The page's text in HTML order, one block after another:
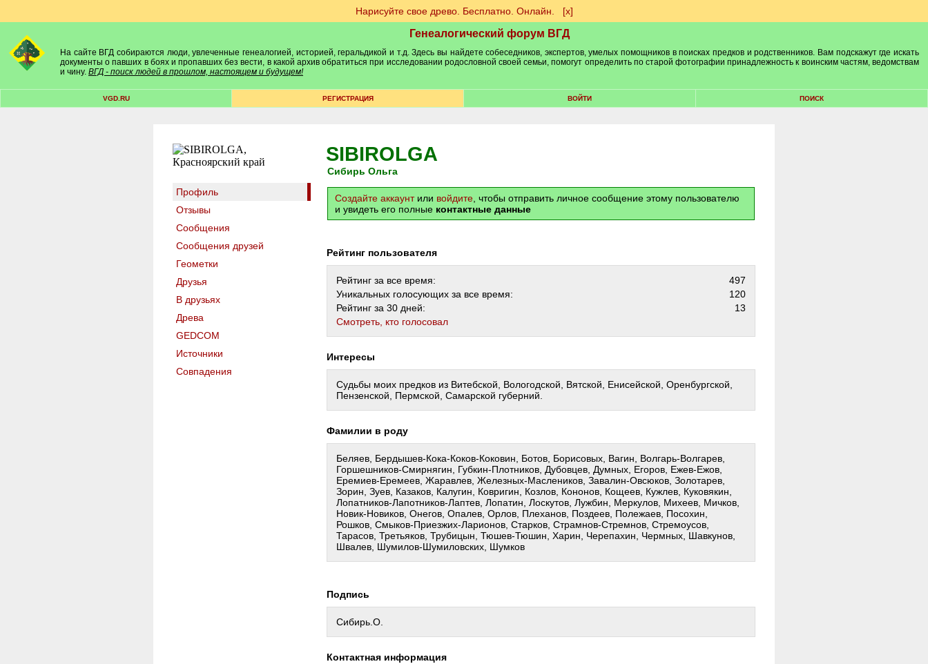
Нарисуйте свое древо. Бесплатно. Онлайн. [х]
Генеалогический форум ВГД
На сайте ВГД собираются люди, увлеченные генеалогией, историей, геральдикой и т.д. Здесь вы найдете собеседников, экспертов, умелых помощников в поисках предков и родственников. Вам подскажут где искать
документы о павших в боях и пропавших без вести, в какой архив обратиться при исследовании родословной своей семьи, помогут определить по старой фотографии принадлежность к воинским частям, ведомствам
и чину. ВГД - поиск людей в прошлом, настоящем и будущем!
VGD.RU РЕГИСТРАЦИЯ ВОЙТИ ПОИСК
Профиль
Отзывы
Сообщения
Сообщения друзей
Геометки
Друзья
В друзьях
Древа
GEDCOM
Источники
Совпадения
SIBIROLGA
Сибирь Ольга
Создайте аккаунтили войдите , чтобы отправить личное сообщение этому пользователю
и увидеть его полные контактные данные
Рейтинг пользователя
Рейтинг за все время:
497
Уникальных голосующих за все время:
120
Рейтинг за 30 дней:
13
Cмотреть, кто голосовал
Интересы
Судьбы моих предков из Витебской, Вологодской, Вятской, Енисейской, Оренбургской,
Пензенской, Пермской, Самарской губерний.
Фамилии в роду
Беляев, Бердышев-Кока-Коков-Коковин, Ботов, Борисовых, Вагин, Волгарь-Волгарев,
Горшешников-Смирнягин, Губкин-Плотников, Дубовцев, Думных, Егоров, Ежев-Ежов,
Еремиев-Еремеев, Жаравлев, Железных-Маслеников, Завалин-Овсюков, Золотарев,
Зорин, Зуев, Казаков, Калугин, Ковригин, Козлов, Кононов, Кощеев, Кужлев, Куковякин,
Лопатников-Лапотников-Лаптев, Лопатин, Лоскутов, Лужбин, Меркулов, Михеев, Мичков,
Новик-Новиков, Онегов, Опалев, Орлов, Плеханов, Поздеев, Полежаев, Посохин,
Рошков, Смыков-Приезжих-Ларионов, Старков, Страмнов-Стремнов, Стремоусов,
Тарасов, Третьяков, Трубицын, Тюшев-Тюшин, Харин, Черепахин, Чермных, Шавкунов,
Швалев, Шумилов-Шумиловских, Шумков
Подпись
Сибирь.О.
Контактная информация